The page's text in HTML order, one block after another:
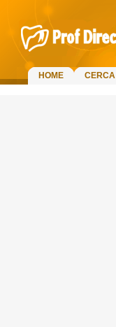
HOME CERCA